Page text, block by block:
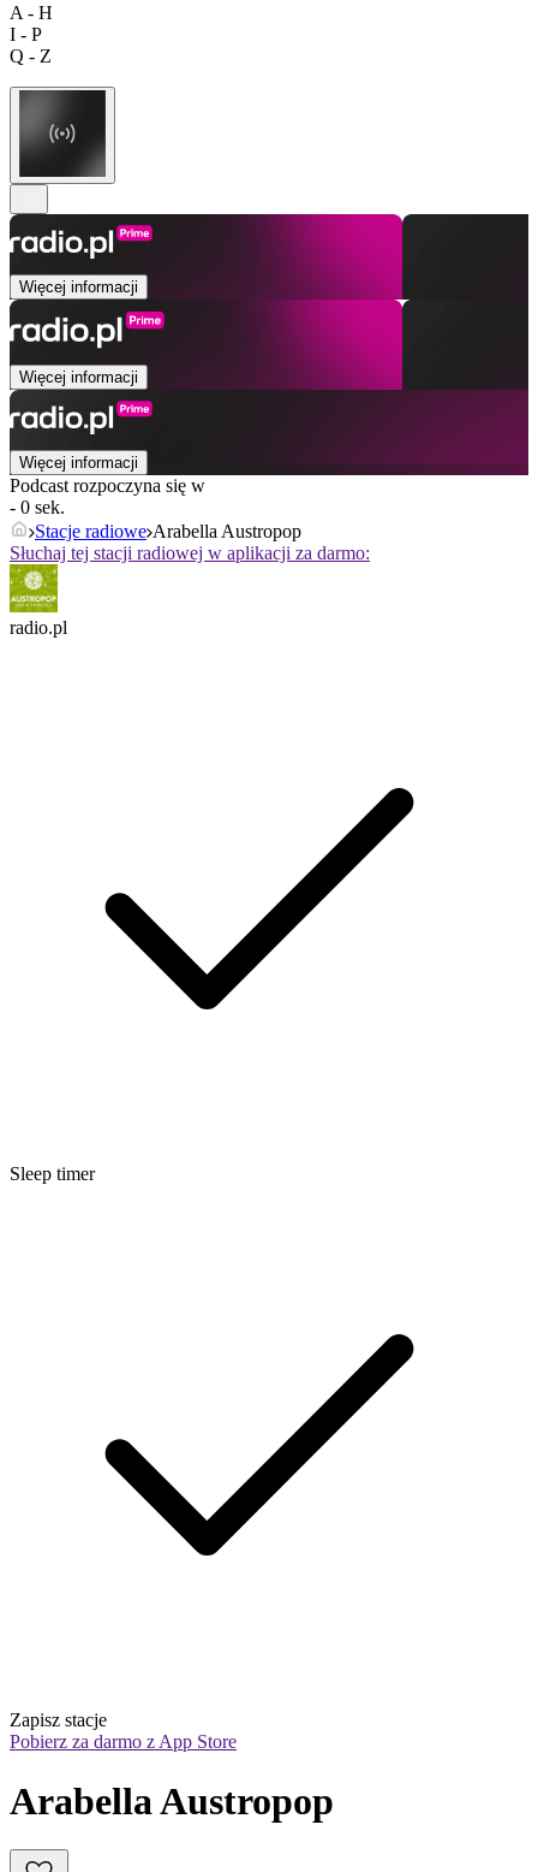
A - H
I - P
Q - Z
Więcej informacji
Więcej informacji
Więcej informacji
Podcast rozpoczyna się w
- 0 sek.
Stacje radiowe Arabella Austropop
Słuchaj tej stacji radiowej w aplikacji za darmo:
radio.pl
Sleep timer
Zapisz stacje
Pobierz za darmo z App Store
Arabella Austropop